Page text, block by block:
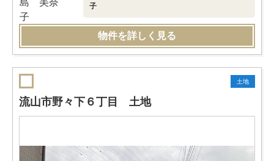
子
物件を詳しく見る
土地
流山市野々下６丁目 土地